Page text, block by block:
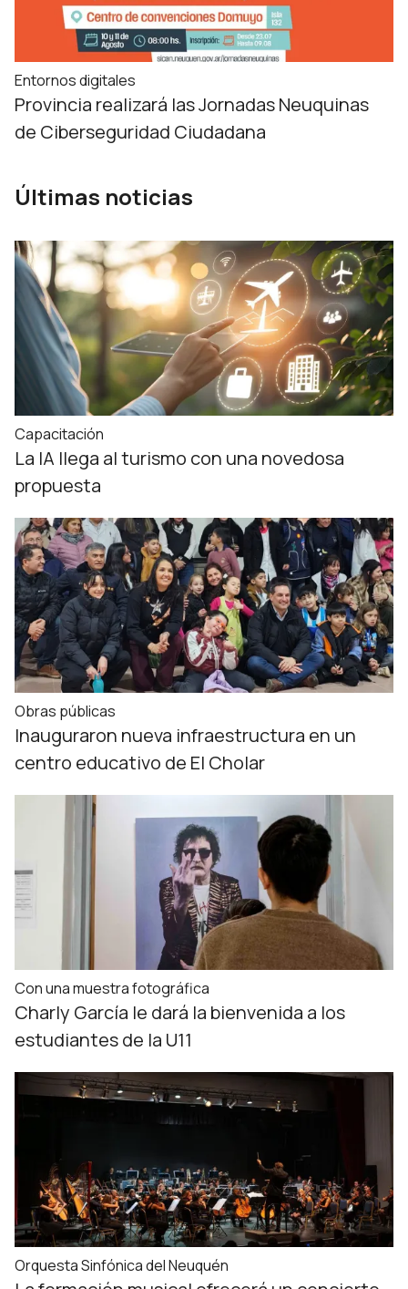
Entornos digitales
Provincia realizará las Jornadas Neuquinas
de Ciberseguridad Ciudadana
Últimas noticias
Capacitación
La IA llega al turismo con una novedosa
propuesta
Obras públicas
Inauguraron nueva infraestructura en un
centro educativo de El Cholar
Con una muestra fotográfica
Charly García le dará la bienvenida a los
estudiantes de la U11
Orquesta Sinfónica del Neuquén